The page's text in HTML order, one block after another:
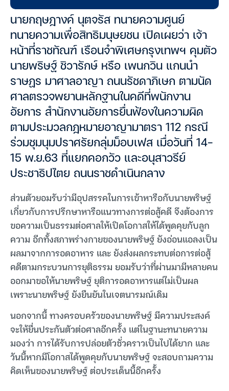
นายกฤษฎางค์ นุตจรัส ทนายความศูนย์
ทนายความเพื่อสิทธิมนุษยชน เปิดเผยว่า เจ้า
หน้าที่ราชทัณฑ์ เรือนจำพิเศษกรุงเทพฯ คุมตัว
นายพริษฐ์ ชิวารักษ์ หรือ เพนกวิน แกนนำ
ราษฏร มาศาลอาญา ถนนรัชดาภิเษก ตามนัด
ศาลตรวจพยานหลักฐานในคดีที่พนักงาน
อัยการ สำนักงานอัยการยื่นฟ้องในความผิด
ตามประมวลกฎหมายอาญามาตรา 112 กรณี
ร่วมชุมนุมปราศรัยกลุ่มม็อบเฟส เมื่อวันที่ 14-
15 พ.ย.63 ที่แยกคอกวัว และอนุสาวรีย์
ประชาธิปไตย ถนนราชดำเนินกลาง
ส่วนตัวยอมรับว่ามีอุปสรรคในการเข้าหารือกับนายพริษฐ์
เกี่ยวกับการปรึกษาหารือแนวทางการต่อสู้คดี จึงต้องการ
ขอความเป็นธรรมต่อศาลให้เปิดโอกาสให้ได้พูดคุยกับลูก
ความ อีกทั้งสภาพร่างกายของนายพริษฐ์ ยังอ่อนแอลงเป็น
ผลมาจากการอดอาหาร และ ยังส่งผลกระทบต่อการต่อสู้
คดีตามกระบวนการยุติธรรม ยอมรับว่าที่ผ่านมามีหลายคน
ออกมาขอให้นายพริษฐ์ ยุติการอดอาหารแต่ไม่เป็นผล
เพราะนายพริษฐ์ ยังยืนยันในเจตนารมณ์เดิม
นอกจากนี้ ทางครอบครัวของนายพริษฐ์ มีความประสงค์
จะให้ยื่นประกันตัวต่อศาลอีกครั้ง แต่ในฐานะทนายความ
มองว่า การได้รับการปล่อยตัวชั่วคราวเป็นไปได้ยาก และ
วันนี้หากมีโอกาสได้พูดคุยกับนายพริษฐ์ จะสอบถามความ
คิดเห็นของนายพริษฐ์ ต่อประเด็นนี้อีกครั้ง